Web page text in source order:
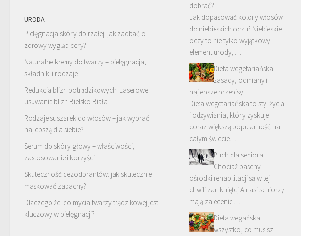
URODA
Pielęgnacja skóry dojrzałej: jak zadbać o
zdrowy wygląd cery?
Naturalne kremy do twarzy – pielęgnacja,
składniki i rodzaje
Redukcja blizn potrądzikowych. Laserowe
usuwanie blizn Bielsko Biała
Rodzaje suszarek do włosów – jak wybrać
najlepszą dla siebie?
Serum do skóry głowy – właściwości,
zastosowanie i korzyści
Skuteczność dezodorantów: jak skutecznie
maskować zapachy?
Dlaczego żel do mycia twarzy trądzikowej jest
kluczowy w pielęgnacji?
dobrać?
Jak dopasować kolory włosów
do niebieskich oczu? Niebieskie
oczy to nie tylko wyjątkowy
element urody, …
Dieta wegetariańska:
zasady, odmiany i
najlepsze przepisy
Dieta wegetariańska to styl życia
i odżywiania, który zyskuje
coraz większą popularność na
całym świecie. …
Ruch dla seniora
Chociaż baseny i
ośrodki rehabilitacji są w tej
chwili zamkniętej A nasi seniorzy
mają zalecenie …
Dieta wegańska:
wszystko, co musisz